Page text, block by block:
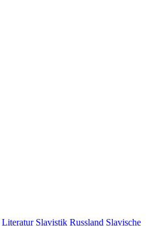
Literatur Slavistik Russland Slavische